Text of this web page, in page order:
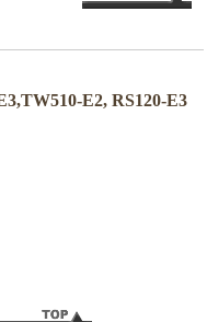
E2, RS120-E3